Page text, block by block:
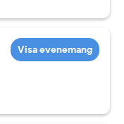
Visa evenemang